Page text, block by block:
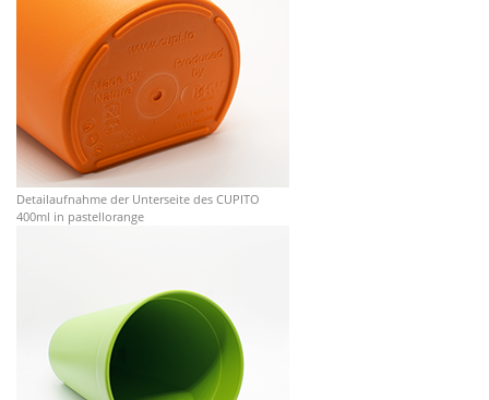
Detailaufnahme der Unterseite des CUPITO
400ml in pastellorange